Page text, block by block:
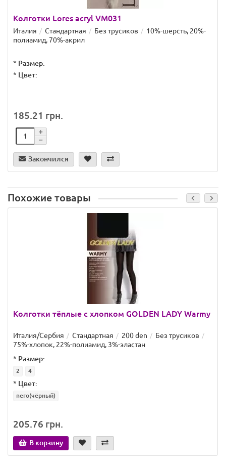
Колготки Lores acryl VM031
Италия Стандартная Без трусиков
10%-шерсть, 20%-
полиамид, 70%-акрил
* Размер:
* Цвет:
185.21 грн.
Закончился
Похожие товары
Колготки тёплые с хлопком GOLDEN LADY Warmy
Италия/Сербия Стандартная 200 den
Без трусиков
75%-хлопок, 22%-полиамид, 3%-эластан
* Размер:
2 4
* Цвет:
nero(чёрный)
205.76 грн.
В корзину